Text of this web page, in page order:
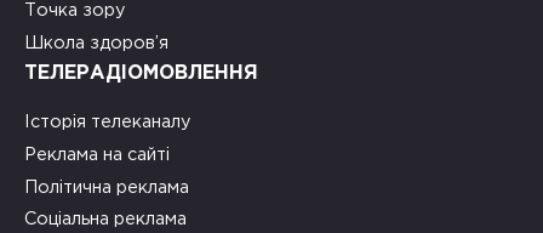
Точка зору
Школа здоров’я
ТЕЛЕРАДІОМОВЛЕННЯ
Історія телеканалу
Реклама на сайті
Політична реклама
Соціальна реклама